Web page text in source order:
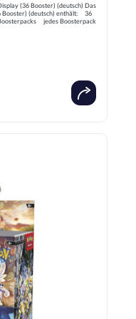
(36 Booster) (deutsch) Das
Booster) (deutsch) enthält: 36
jedes Boosterpack